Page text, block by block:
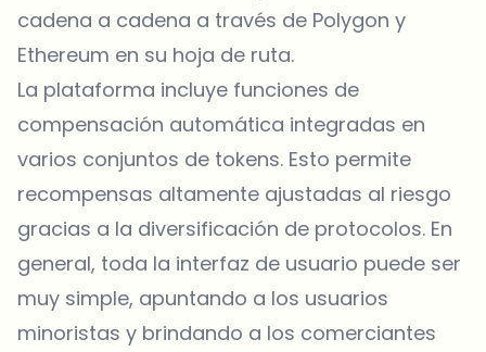
cadena a cadena a través de Polygon y
Ethereum en su hoja de ruta.
La plataforma incluye funciones de
compensación automática integradas en
varios conjuntos de tokens. Esto permite
recompensas altamente ajustadas al riesgo
gracias a la diversificación de protocolos. En
general, toda la interfaz de usuario puede ser
muy simple, apuntando a los usuarios
minoristas y brindando a los comerciantes